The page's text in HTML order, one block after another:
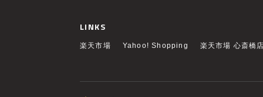
LINKS
楽天市場 Yahoo! Shopping 楽天市場 心斎橋